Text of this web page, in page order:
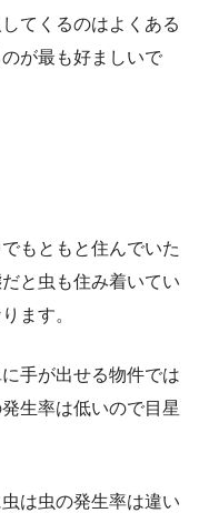
てくるのはよくある
が最も好ましいで
もともと住んでいた
と虫も住み着いてい
ます。
手が出せる物件では
生率は低いので目星
は虫の発生率は違い